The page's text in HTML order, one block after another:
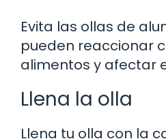
Evita las ollas de
pueden reaccionar
alimentos y afectar
Llena la olla
Llena tu olla con la